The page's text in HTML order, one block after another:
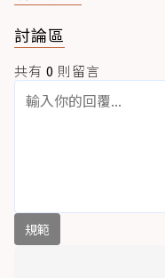
討論區
共有 0 則留言
規範